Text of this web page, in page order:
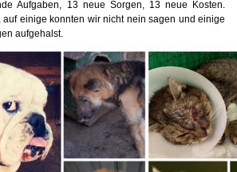
Aufgaben, 13 neue Sorgen, 13 neue Kosten.
auf einige konnten wir nicht nein sagen und einige
aufgehalst.